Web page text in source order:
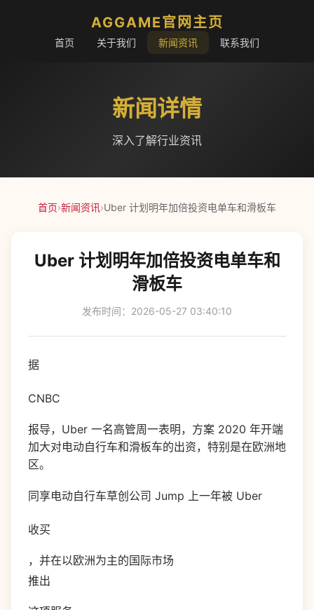
AGGAME官网主页
首页 关于我们 新闻资讯 联系我们
新闻详情
深入了解行业资讯
首页›新闻资讯›Uber 计划明年加倍投资电单车和滑板车
Uber 计划明年加倍投资电单车和
滑板车
发布时间：2026-05-27 03:40:10
据
CNBC
报导，Uber 一名高管周一表明，方案 2020 年开端
加大对电动自行车和滑板车的出资，特别是在欧洲地
区。
同享电动自行车草创公司 Jump 上一年被 Uber
收买
，并在以欧洲为主的国际市场
推出